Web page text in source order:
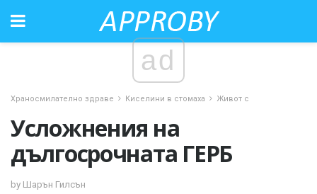
ad
Храносмилателно здраве Киселини в стомаха Живот с
Усложнения на
дългосрочната ГЕРБ
by Шарън Гилсън